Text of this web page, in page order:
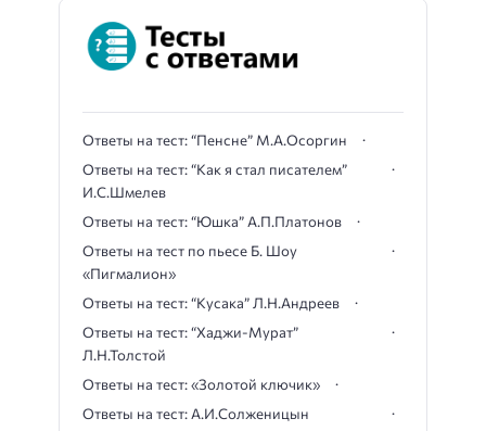
Ответы на тест: “Пенсне” М.А.Осоргин
Ответы на тест: “Как я стал писателем”
И.С.Шмелев
Ответы на тест: “Юшка” А.П.Платонов
Ответы на тест по пьесе Б. Шоу
«Пигмалион»
Ответы на тест: “Кусака” Л.Н.Андреев
Ответы на тест: “Хаджи-Мурат”
Л.Н.Толстой
Ответы на тест: «Золотой ключик»
Ответы на тест: А.И.Солженицын